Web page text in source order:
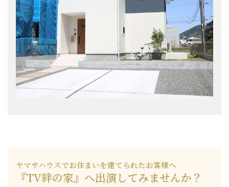
ヤマサハウスでお住まいを建てられたお客様へ
『TV絆の家』へ出演してみませんか？